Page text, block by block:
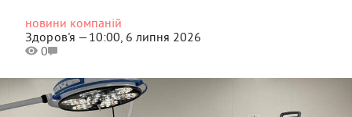
новини компаній
Здоров'я —10:00, 6 липня 2026
0